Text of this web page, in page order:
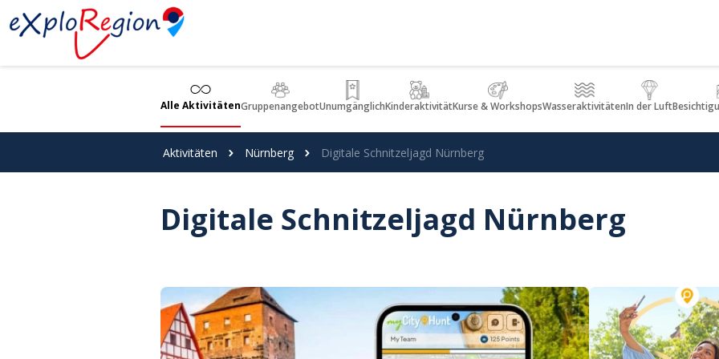
Cookie-Einstellungen
Alle AktivitätenGruppenangebotUnumgänglichKinderaktivitätKurse & WorkshopsWasseraktivitätenIn der Luft
Aktivitäten Nürnberg Digitale Schnitzeljagd Nürnberg
Digitale Schnitzeljagd Nürnberg